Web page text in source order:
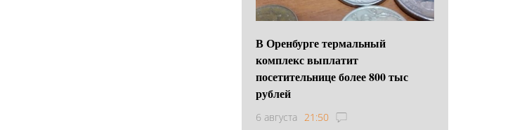
В Оренбурге термальный
комплекс выплатит
посетительнице более 800 тыс
рублей
6 августа 21:50